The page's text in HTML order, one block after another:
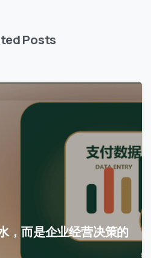
Posts
0
，而是企业经营决策的